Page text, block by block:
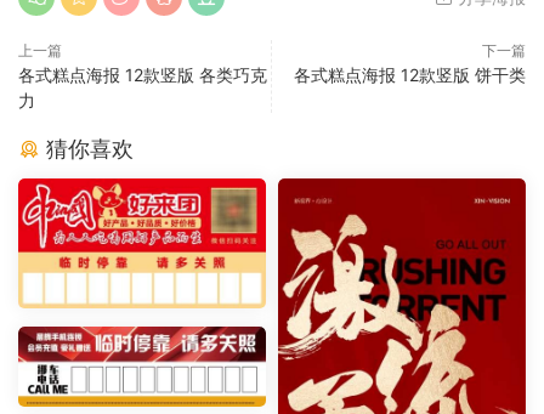
上一篇
各式糕点海报 12款竖版 各类巧克
力
下一篇
各式糕点海报 12款竖版 饼干类
猜你喜欢